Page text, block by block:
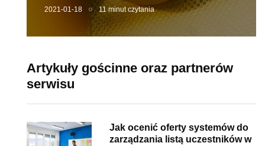
2021-01-18 11 minut czytania
Artykuły gościnne oraz partnerów
serwisu
Jak ocenić oferty systemów do
zarządzania listą uczestników w